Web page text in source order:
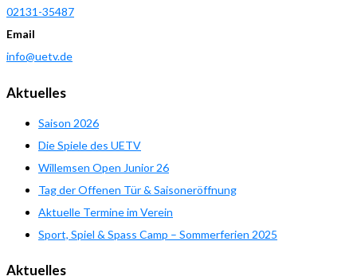
02131-35487
Email
info@uetv.de
Aktuelles
Saison 2026
Die Spiele des UETV
Willemsen Open Junior 26
Tag der Offenen Tür & Saisoneröffnung
Aktuelle Termine im Verein
Sport, Spiel & Spass Camp – Sommerferien 2025
Aktuelles